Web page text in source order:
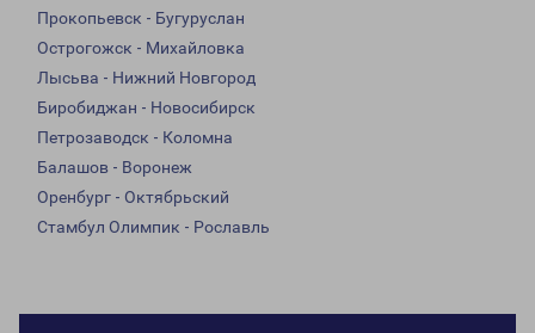
Прокопьевск - Бугуруслан
Острогожск - Михайловка
Лысьва - Нижний Новгород
Биробиджан - Новосибирск
Петрозаводск - Коломна
Балашов - Воронеж
Оренбург - Октябрьский
Стамбул Олимпик - Рославль